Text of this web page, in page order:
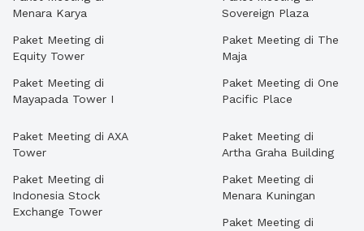
Menara Karya
Paket Meeting di
Equity Tower
Paket Meeting di
Mayapada Tower I
Sovereign Plaza
Paket Meeting di The
Maja
Paket Meeting di One
Pacific Place
Paket Meeting di AXA
Tower
Paket Meeting di
Indonesia Stock
Exchange Tower
Paket Meeting di
Artha Graha Building
Paket Meeting di
Menara Kuningan
Paket Meeting di